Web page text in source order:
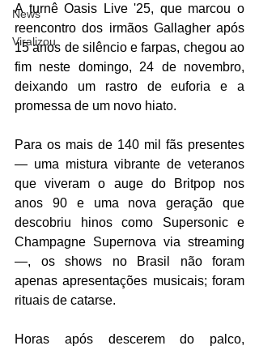
News
Viralizou
A turnê Oasis Live '25, que marcou o
reencontro dos irmãos Gallagher após
15 anos de silêncio e farpas, chegou ao
fim neste domingo, 24 de novembro,
deixando um rastro de euforia e a
promessa de um novo hiato.
Para os mais de 140 mil fãs presentes
— uma mistura vibrante de veteranos
que viveram o auge do Britpop nos
anos 90 e uma nova geração que
descobriu hinos como Supersonic e
Champagne Supernova via streaming
—, os shows no Brasil não foram
apenas apresentações musicais; foram
rituais de catarse.
Horas após descerem do palco,